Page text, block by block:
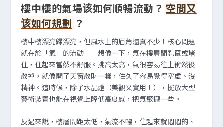
樓中樓的氣場该如何順暢流動？ 空間又
该如何規劃 ？
樓中樓漂亮歸漂亮，但風水上的眉角還真不少！核心問題
就在於「氣」的流動——想像一下，氣在樓層間亂竄或堵
住，住起來當然不舒服。挑高太高，氣很容易往上衝然後
散掉，就像開了天窗散財一樣，住久了容易覺得空虛、沒
精神。這時候，除了水晶燈（美觀又實用！），擺放大型
藝術裝置也能在視覺上降低高度感，把氣聚攏一些。
反過來說，樓層間距太低，氣流不暢，住起來就悶悶的、